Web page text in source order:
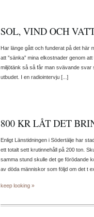
SOL, VIND OCH
Har länge gått och funderat på det här
att ”sänka” mina elkostnader genom
miljötänk så så får man svävande svar
utbudet. I en radiointervju [...]
800 KR LÅT DET
Enligt Länstidningen i Södertälje har
ett totalt sett krutinnehåll på 200 ton.
samma stund skulle det ge förödande
av döda människor som följd om det t
keep looking »